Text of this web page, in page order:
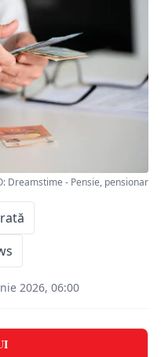
Dreamstime - Pensie, pensionar
2026, 06:00